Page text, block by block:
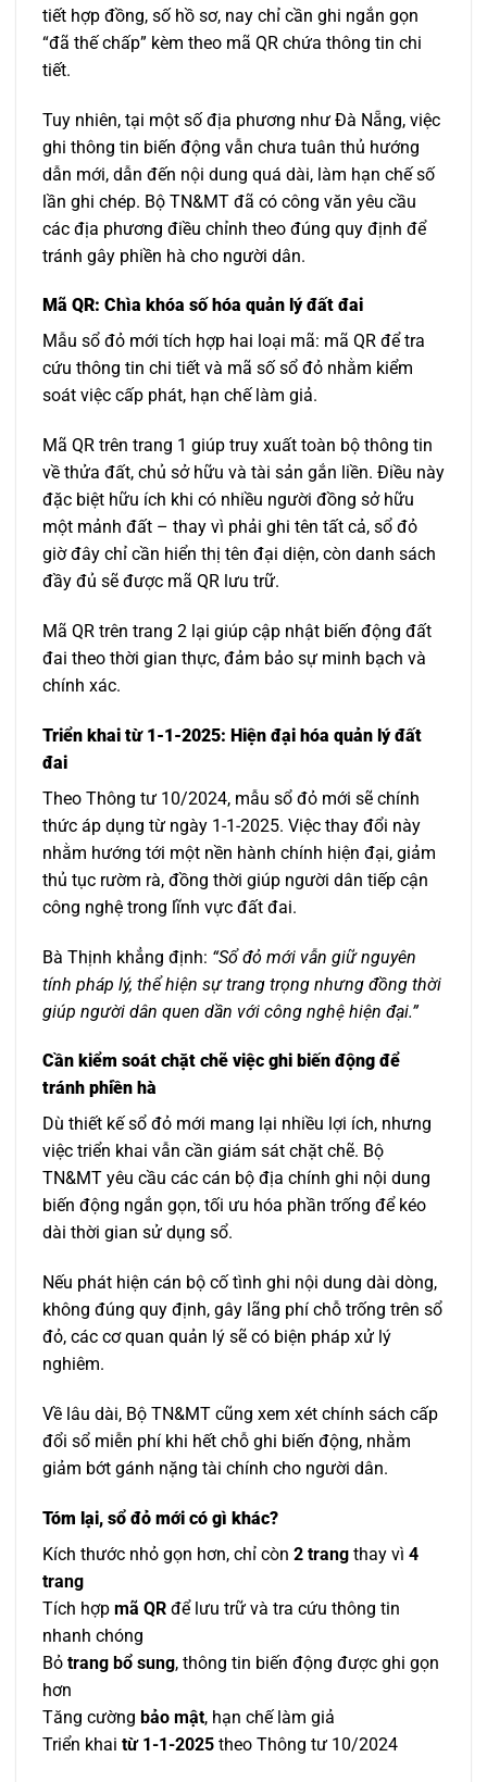
tiết hợp đồng, số hồ sơ, nay chỉ cần ghi ngắn gọn
“đã thế chấp” kèm theo mã QR chứa thông tin chi
tiết.
Tuy nhiên, tại một số địa phương như Đà Nẵng, việc
ghi thông tin biến động vẫn chưa tuân thủ hướng
dẫn mới, dẫn đến nội dung quá dài, làm hạn chế số
lần ghi chép. Bộ TN&MT đã có công văn yêu cầu
các địa phương điều chỉnh theo đúng quy định để
tránh gây phiền hà cho người dân.
Mã QR: Chìa khóa số hóa quản lý đất đai
Mẫu sổ đỏ mới tích hợp hai loại mã: mã QR để tra
cứu thông tin chi tiết và mã số sổ đỏ nhằm kiểm
soát việc cấp phát, hạn chế làm giả.
Mã QR trên trang 1 giúp truy xuất toàn bộ thông tin
về thửa đất, chủ sở hữu và tài sản gắn liền. Điều này
đặc biệt hữu ích khi có nhiều người đồng sở hữu
một mảnh đất – thay vì phải ghi tên tất cả, sổ đỏ
giờ đây chỉ cần hiển thị tên đại diện, còn danh sách
đầy đủ sẽ được mã QR lưu trữ.
Mã QR trên trang 2 lại giúp cập nhật biến động đất
đai theo thời gian thực, đảm bảo sự minh bạch và
chính xác.
Triển khai từ 1-1-2025: Hiện đại hóa quản lý đất
đai
Theo Thông tư 10/2024, mẫu sổ đỏ mới sẽ chính
thức áp dụng từ ngày 1-1-2025. Việc thay đổi này
nhằm hướng tới một nền hành chính hiện đại, giảm
thủ tục rườm rà, đồng thời giúp người dân tiếp cận
công nghệ trong lĩnh vực đất đai.
Bà Thịnh khẳng định: “Sổ đỏ mới vẫn giữ nguyên
tính pháp lý, thể hiện sự trang trọng nhưng đồng thời
giúp người dân quen dần với công nghệ hiện đại.”
Cần kiểm soát chặt chẽ việc ghi biến động để
tránh phiền hà
Dù thiết kế sổ đỏ mới mang lại nhiều lợi ích, nhưng
việc triển khai vẫn cần giám sát chặt chẽ. Bộ
TN&MT yêu cầu các cán bộ địa chính ghi nội dung
biến động ngắn gọn, tối ưu hóa phần trống để kéo
dài thời gian sử dụng sổ.
Nếu phát hiện cán bộ cố tình ghi nội dung dài dòng,
không đúng quy định, gây lãng phí chỗ trống trên sổ
đỏ, các cơ quan quản lý sẽ có biện pháp xử lý
nghiêm.
Về lâu dài, Bộ TN&MT cũng xem xét chính sách cấp
đổi sổ miễn phí khi hết chỗ ghi biến động, nhằm
giảm bớt gánh nặng tài chính cho người dân.
Tóm lại, sổ đỏ mới có gì khác?
Kích thước nhỏ gọn hơn, chỉ còn 2 trang thay vì 4
trang
Tích hợp mã QR để lưu trữ và tra cứu thông tin
nhanh chóng
Bỏ trang bổ sung, thông tin biến động được ghi gọn
hơn
Tăng cường bảo mật, hạn chế làm giả
Triển khai từ 1-1-2025 theo Thông tư 10/2024